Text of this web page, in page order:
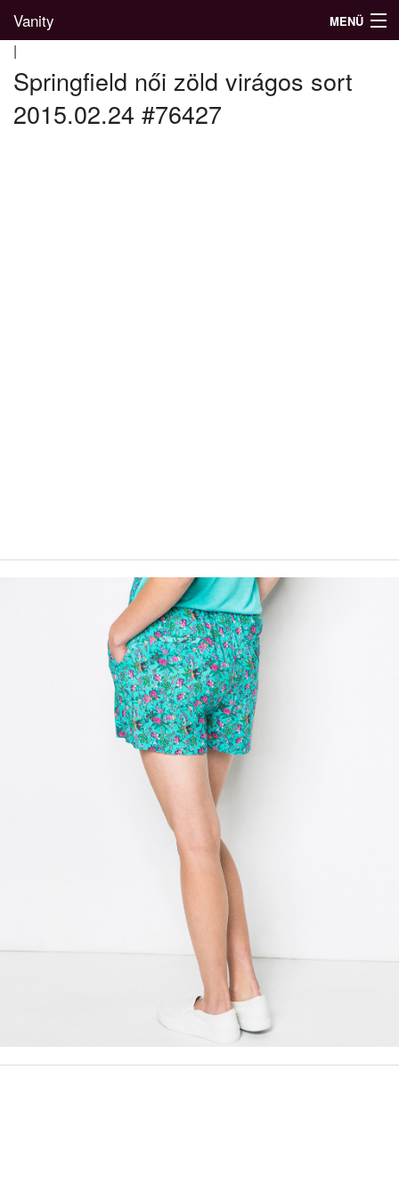
Vanity MENÜ
Divatblog
|
Springfield női zöld virágos sort
2015.02.24 #76427